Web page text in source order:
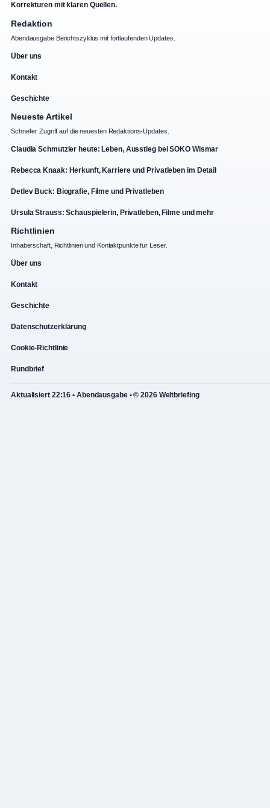
Korrekturen mit klaren Quellen.
Redaktion
Abendausgabe Berichtszyklus mit fortlaufenden Updates.
Über uns
Kontakt
Geschichte
Neueste Artikel
Schneller Zugriff auf die neuesten Redaktions-Updates.
Claudia Schmutzler heute: Leben, Ausstieg bei SOKO Wismar
Rebecca Knaak: Herkunft, Karriere und Privatleben im Detail
Detlev Buck: Biografie, Filme und Privatleben
Ursula Strauss: Schauspielerin, Privatleben, Filme und mehr
Richtlinien
Inhaberschaft, Richtlinien und Kontaktpunkte fur Leser.
Über uns
Kontakt
Geschichte
Datenschutzerklärung
Cookie-Richtlinie
Rundbrief
Aktualisiert 22:16 • Abendausgabe • © 2026 Weltbriefing